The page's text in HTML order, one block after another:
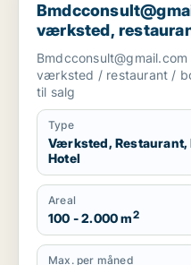
værksted,
i Storkøbenhavn
værksted / restaurant /
til salg
Type
Værksted,
Hotel
Areal
100 - 2.000 m2
Max. per måned